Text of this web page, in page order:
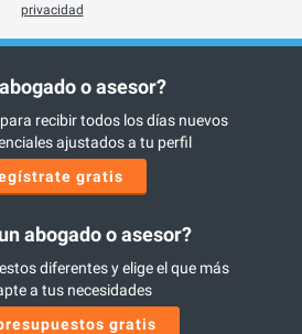
privacidad
o asesor?
recibir todos los días nuevos
ajustados a tu perfil
gratis
abogado o asesor?
diferentes y elige el que más
a tus necesidades
gratis